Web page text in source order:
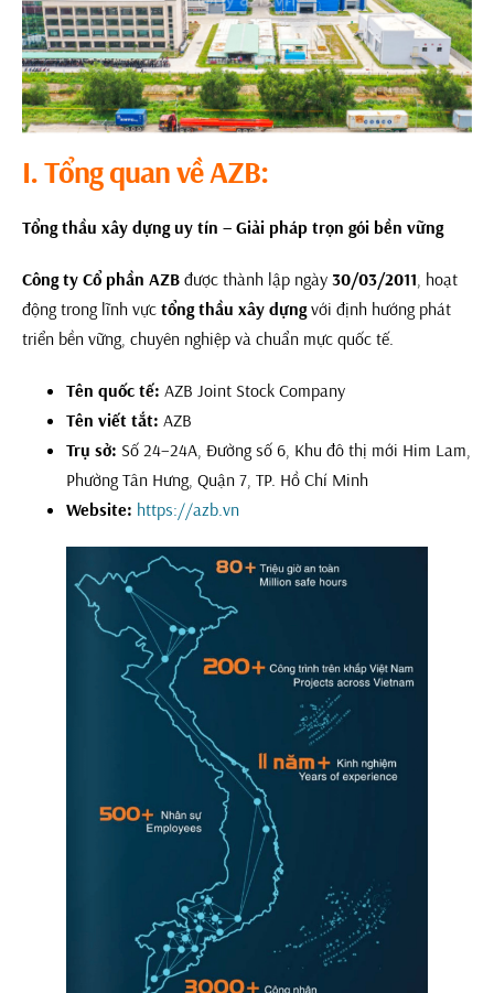
I. Tổng quan về AZB:
Tổng thầu xây dựng uy tín – Giải pháp trọn gói bền vững
Công ty Cổ phần AZB được thành lập ngày 30/03/2011 , hoạt
động trong lĩnh vực tổng thầu xây dựngvới định hướng phát
triển bền vững, chuyên nghiệp và chuẩn mực quốc tế.
Tên quốc tế: AZB Joint Stock Company
Tên viết tắt: AZB
Trụ sở: Số 24–24A, Đường số 6, Khu đô thị mới Him Lam,
Phường Tân Hưng, Quận 7, TP. Hồ Chí Minh
Website: https://azb.vn